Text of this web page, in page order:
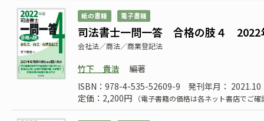
紙の書籍 電子書籍
司法書士一問一答 合格の肢４ 2022
会社法／商法／商業登記法
竹下 貴浩
編著
ISBN：978-4-535-52609-9
発刊年月： 2021.10
定価：2,200円
（電子書籍の価格は各ネット書店でご